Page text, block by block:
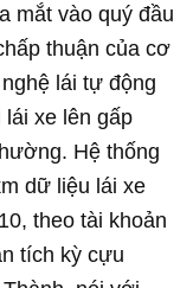
mắt vào quý đầu
thuận của cơ
lái tự động
lái xe lên gấp
Hệ thống
dữ liệu lái xe
theo tài khoản
tích kỳ cựu